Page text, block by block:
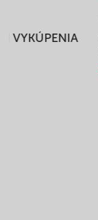
VYKÚPENIA